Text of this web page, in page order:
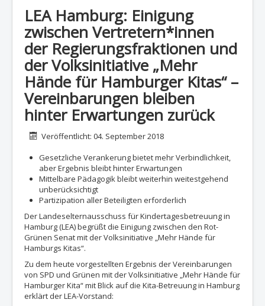
LEA Hamburg: Einigung
zwischen Vertretern*innen
der Regierungsfraktionen und
der Volksinitiative „Mehr
Hände für Hamburger Kitas“ –
Vereinbarungen bleiben
hinter Erwartungen zurück
DetailsVeröffentlicht: 04. September 2018
Gesetzliche Verankerung bietet mehr Verbindlichkeit,
aber Ergebnis bleibt hinter Erwartungen
Mittelbare Pädagogik bleibt weiterhin weitestgehend
unberücksichtigt
Partizipation aller Beteiligten erforderlich
Der Landeselternausschuss für Kindertagesbetreuung in
Hamburg (LEA) begrüßt die Einigung zwischen den Rot-
Grünen Senat mit der Volksinitiative „Mehr Hände für
Hamburgs Kitas“.
Zu dem heute vorgestellten Ergebnis der Vereinbarungen
von SPD und Grünen mit der Volksinitiative „Mehr Hände für
Hamburger Kita“ mit Blick auf die Kita-Betreuung in Hamburg
erklärt der LEA-Vorstand: